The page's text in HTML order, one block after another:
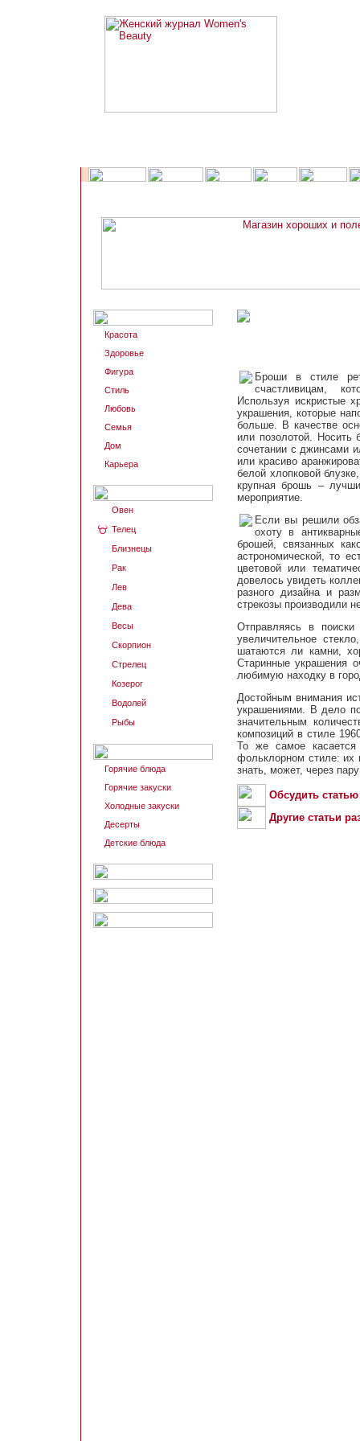
Красота
Здоровье
Фигура
Стиль
Любовь
Семья
Дом
Карьера
Овен
Телец
Близнецы
Рак
Лев
Дева
Весы
Скорпион
Стрелец
Козерог
Водолей
Рыбы
Горячие блюда
Горячие закуски
Холодные закуски
Десерты
Детские блюда
Броши в стиле
счастливицам,
Используя искристые
украшения, которые
больше. В качестве
или позолотой. Носить
сочетании с джинсами
или красиво
белой хлопковой
крупная брошь –
мероприятие.
Если вы решили
охоту в
брошей, связанных
астрономической, то
цветовой или
довелось увидеть
разного дизайна и
стрекозы производили
Отправляясь в
увеличительное
шатаются ли камни,
Старинные украшения
любимую находку в
Достойным внимания
украшениями. В дело
значительным
композиций в стиле
То же самое
фольклорном стиле: их
знать, может, через
Обсудить
Другие статьи